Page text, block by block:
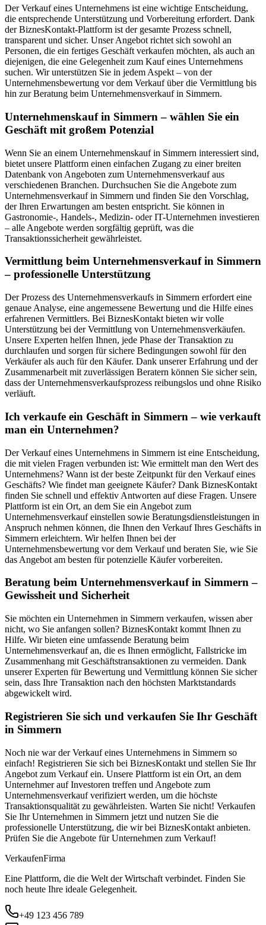
Der Verkauf eines Unternehmens ist eine wichtige Entscheidung,
die entsprechende Unterstützung und Vorbereitung erfordert. Dank
der BiznesKontakt-Plattform ist der gesamte Prozess schnell,
transparent und sicher. Unser Angebot richtet sich sowohl an
Personen, die ein fertiges Geschäft verkaufen möchten, als auch an
diejenigen, die eine Gelegenheit zum Kauf eines Unternehmens
suchen. Wir unterstützen Sie in jedem Aspekt – von der
Unternehmensbewertung vor dem Verkauf über die Vermittlung bis
hin zur Beratung beim Unternehmensverkauf in Simmern.
Unternehmenskauf in Simmern – wählen Sie ein
Geschäft mit großem Potenzial
Wenn Sie an einem Unternehmenskauf in Simmern interessiert sind,
bietet unsere Plattform einen einfachen Zugang zu einer breiten
Datenbank von Angeboten zum Unternehmensverkauf aus
verschiedenen Branchen. Durchsuchen Sie die Angebote zum
Unternehmensverkauf in Simmern und finden Sie den Vorschlag,
der Ihren Erwartungen am besten entspricht. Sie können in
Gastronomie-, Handels-, Medizin- oder IT-Unternehmen investieren
– alle Angebote werden sorgfältig geprüft, was die
Transaktionssicherheit gewährleistet.
Vermittlung beim Unternehmensverkauf in Simmern
– professionelle Unterstützung
Der Prozess des Unternehmensverkaufs in Simmern erfordert eine
genaue Analyse, eine angemessene Bewertung und die Hilfe eines
erfahrenen Vermittlers. Bei BiznesKontakt bieten wir volle
Unterstützung bei der Vermittlung von Unternehmensverkäufen.
Unsere Experten helfen Ihnen, jede Phase der Transaktion zu
durchlaufen und sorgen für sichere Bedingungen sowohl für den
Verkäufer als auch für den Käufer. Dank unserer Erfahrung und der
Zusammenarbeit mit zuverlässigen Beratern können Sie sicher sein,
dass der Unternehmensverkaufsprozess reibungslos und ohne Risiko
verläuft.
Ich verkaufe ein Geschäft in Simmern – wie verkauft
man ein Unternehmen?
Der Verkauf eines Unternehmens in Simmern ist eine Entscheidung,
die mit vielen Fragen verbunden ist: Wie ermittelt man den Wert des
Unternehmens? Wann ist der beste Zeitpunkt für den Verkauf eines
Geschäfts? Wie findet man geeignete Käufer? Dank BiznesKontakt
finden Sie schnell und effektiv Antworten auf diese Fragen. Unsere
Plattform ist ein Ort, an dem Sie ein Angebot zum
Unternehmensverkauf einstellen sowie Beratungsdienstleistungen in
Anspruch nehmen können, die Ihnen den Verkauf Ihres Geschäfts in
Simmern erleichtern. Wir helfen Ihnen bei der
Unternehmensbewertung vor dem Verkauf und beraten Sie, wie Sie
das Angebot am besten für potenzielle Käufer vorbereiten.
Beratung beim Unternehmensverkauf in Simmern –
Gewissheit und Sicherheit
Sie möchten ein Unternehmen in Simmern verkaufen, wissen aber
nicht, wo Sie anfangen sollen? BiznesKontakt kommt Ihnen zu
Hilfe. Wir bieten eine umfassende Beratung beim
Unternehmensverkauf an, die es Ihnen ermöglicht, Fallstricke im
Zusammenhang mit Geschäftstransaktionen zu vermeiden. Dank
unserer Experten für Bewertung und Vermittlung können Sie sicher
sein, dass Ihre Transaktion nach den höchsten Marktstandards
abgewickelt wird.
Registrieren Sie sich und verkaufen Sie Ihr Geschäft
in Simmern
Noch nie war der Verkauf eines Unternehmens in Simmern so
einfach! Registrieren Sie sich bei BiznesKontakt und stellen Sie Ihr
Angebot zum Verkauf ein. Unsere Plattform ist ein Ort, an dem
Unternehmer auf Investoren treffen und Angebote zum
Unternehmensverkauf verifiziert werden, um die höchste
Transaktionsqualität zu gewährleisten. Warten Sie nicht! Verkaufen
Sie Ihr Unternehmen in Simmern jetzt und nutzen Sie die
professionelle Unterstützung, die wir bei BiznesKontakt anbieten.
Prüfen Sie die Angebote für Unternehmen zum Verkauf!
VerkaufenFirma
Eine Plattform, die die Welt der Wirtschaft verbindet. Finden Sie
noch heute Ihre ideale Gelegenheit.
+49 123 456 789